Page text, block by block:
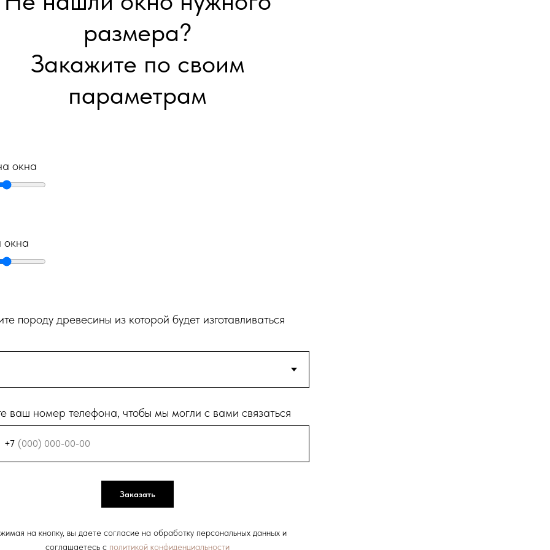
размера?
Закажите по своим
параметрам
окна
окна
породу древесины из которой будет изготавливаться
ваш номер телефона, чтобы мы могли с вами связаться
+7
Заказать
на кнопку, вы даете согласие на обработку персональных данных и
соглашаетесь c политикой конфиденциальности